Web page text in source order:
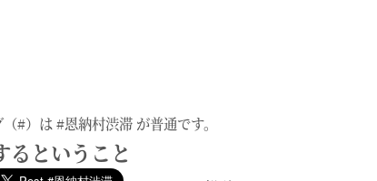
#）は #恩納村渋滞 が普通です。
るということ